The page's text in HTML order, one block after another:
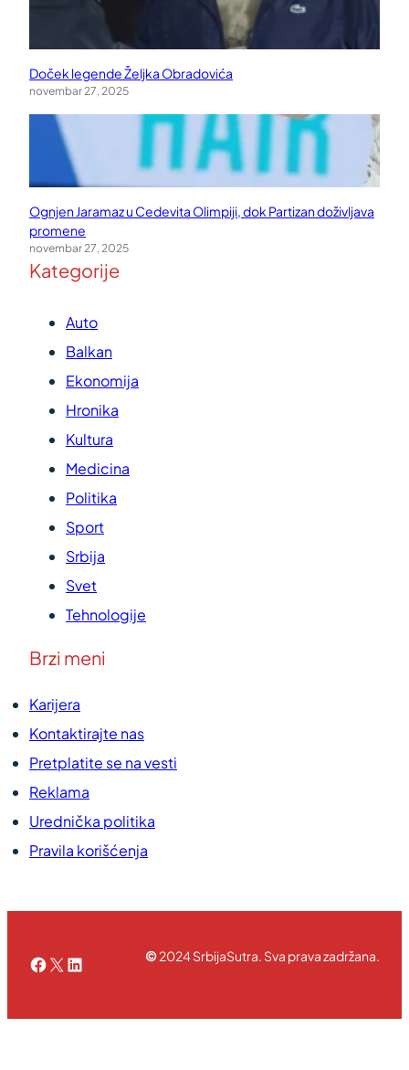
Doček legende Željka Obradovića
novembar 27, 2025
Ognjen Jaramaz u Cedevita Olimpiji, dok Partizan doživljava
promene
novembar 27, 2025
Kategorije
Auto
Balkan
Ekonomija
Hronika
Kultura
Medicina
Politika
Sport
Srbija
Svet
Tehnologije
Brzi meni
Karijera
Kontaktirajte nas
Pretplatite se na vesti
Reklama
Urednička politika
Pravila korišćenja
Facebook
X LinkedIn©2024 SrbijaSutra. Sva prava zadržana.